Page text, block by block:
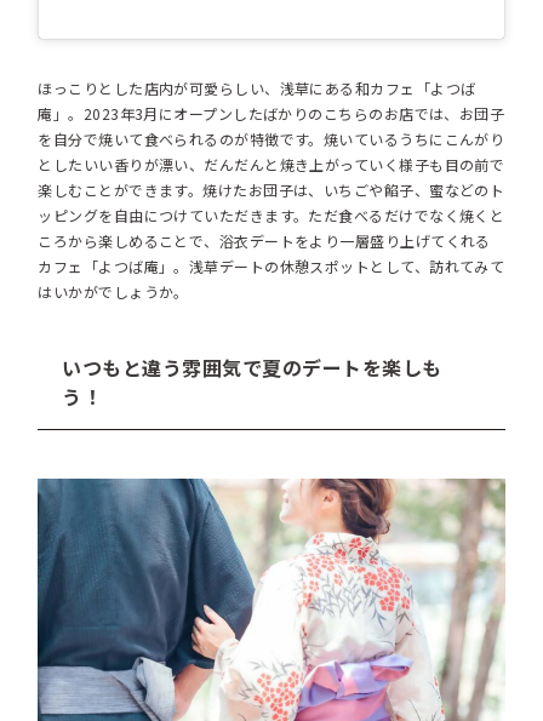
ほっこりとした店内が可愛らしい、浅草にある和カフェ「よつば
庵」。2023年3月にオープンしたばかりのこちらのお店では、お団子
を自分で焼いて食べられるのが特徴です。焼いているうちにこんがり
としたいい香りが漂い、だんだんと焼き上がっていく様子も目の前で
楽しむことができます。焼けたお団子は、いちごや餡子、蜜などのト
ッピングを自由につけていただきます。ただ食べるだけでなく焼くと
ころから楽しめることで、浴衣デートをより一層盛り上げてくれる
カフェ「よつば庵」。浅草デートの休憩スポットとして、訪れてみて
はいかがでしょうか。
いつもと違う雰囲気で夏のデートを楽しも
う！